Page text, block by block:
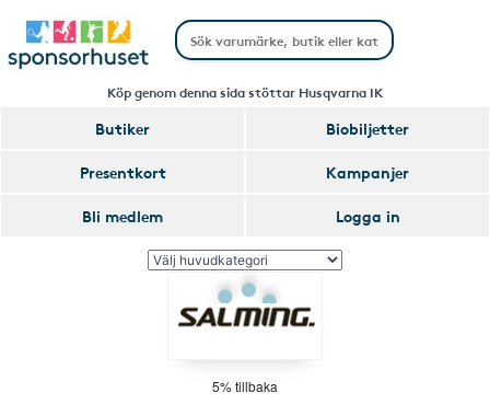
Köp genom denna sida stöttar Husqvarna IK
Butiker
Biobiljetter
Presentkort
Kampanjer
Bli medlem
Logga in
5% tillbaka